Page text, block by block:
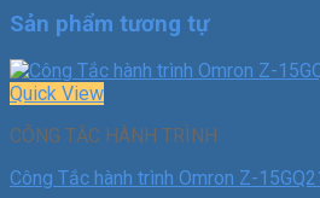
Sản phẩm tương tự
Quick View
CÔNG TẮC HÀNH TRÌNH
Công Tắc hành trình Omron Z-